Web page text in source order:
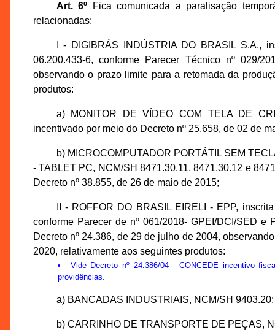
Art. 6º Fica comunicada a paralisação
relacionadas:
I - DIGIBRÁS INDÚSTRIA DO BRASIL S.A.,
06.200.433-6, conforme Parecer Técnico nº 029/
observando o prazo limite para a retomada da
produtos:
a) MONITOR DE VÍDEO COM TELA DE
incentivado por meio do Decreto nº 25.658, de 02 de
b) MICROCOMPUTADOR PORTÁTIL SEM
- TABLET PC, NCM/SH 8471.30.11, 8471.30.12 e
Decreto nº 38.855, de 26 de maio de 2015;
II - ROFFOR DO BRASIL EIRELI - EPP,
conforme Parecer de nº 061/2018- GPEI/DCI/SED
Decreto nº 24.386, de 29 de julho de 2004,
2020, relativamente aos seguintes produtos:
Vide Decreto nº 24.386/04- CONCEDE incentivo
providências.
a) BANCADAS INDUSTRIAIS, NCM/SH 9403.20;
b) CARRINHO DE TRANSPORTE DE PEÇAS,